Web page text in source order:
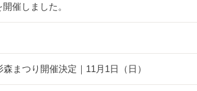
催しました。
まつり開催決定｜11月1日（日）